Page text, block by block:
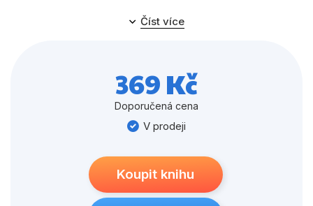
Zdraví a životní styl
Všechny kategorie
je poskytnout pomoc lodi čelící útoku Nihilů. Když na její
palubě naleznou mrtvého Hutta, je nezbytné, aby
vypátrali okolnosti jeho přítomnosti v republikovém
planetu Sedri Minor, na níž nevysvětlitelně zmizelo
několik obyvatel.
Číst více
369 Kč
Doporučená cena
V prodeji
Koupit knihu